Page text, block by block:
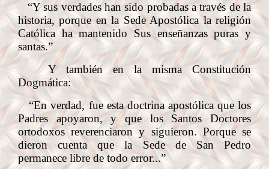
“Y sus verdades han sido probadas a través de la
historia, porque en la Sede Apostólica la religión
Católica ha mantenido Sus enseñanzas puras y
santas.”
Y también en la misma Constitución
Dogmática:
“En verdad, fue esta doctrina apostólica que los
Padres apoyaron, y que los Santos Doctores
ortodoxos reverenciaron y siguieron. Porque se
dieron cuenta que la Sede de San Pedro
permanece libre de todo error...”